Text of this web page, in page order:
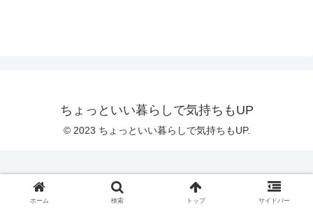
ちょっといい暮らしで気持ちもUP
© 2023 ちょっといい暮らしで気持ちもUP.
ホーム 検索 トップ サイドバー